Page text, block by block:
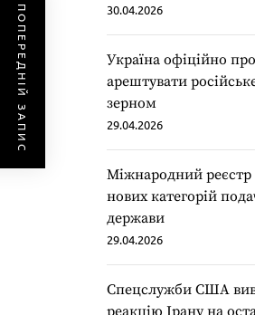
ПОПЕРЕДНІЙ ЗАПИС 30.04.2026
Україна офіційно
арештувати
зерном
29.04.2026
Міжнародний реєстр
нових категорій
держави
29.04.2026
Спецслужби США
реакцію Ірану на